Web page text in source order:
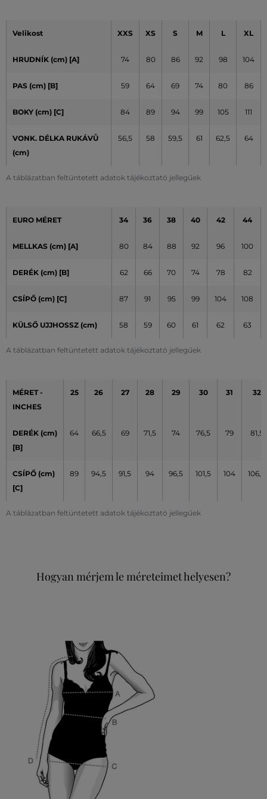
A táblázatban feltüntetett adatok tájékoztató jellegűek
Velikost XXS XS S M L XL
HRUDNÍK (cm) [A] 74 80 86 92 98 104
PAS (cm) [B] 59 64 69 74 80 86
BOKY (cm) [C] 84 89 94 99 105 111
VONK. DÉLKA RUKÁVŮ
(cm)
56,5 58 59,5 61 62,5 64
A táblázatban feltüntetett adatok tájékoztató jellegűek
EURO MÉRET 34 36 38 40 42 44
MELLKAS (cm) [A] 80 84 88 92 96 100
DERÉK (cm) [B] 62 66 70 74 78 82
CSÍPŐ (cm) [C] 87 91 95 99 104 108
KÜLSŐ UJJHOSSZ (cm) 58 59 60 61 62 63
A táblázatban feltüntetett adatok tájékoztató jellegűek
MÉRET -
INCHES
25 26 27 28 29 30 31 32
DERÉK (cm)
[B]
64 66,5 69 71,5 74 76,5 79 81,5
CSÍPŐ (cm)
[C]
89 94,5 91,5 94 96,5 101,5 104 106,5
Hogyan mérjem le méreteimet helyesen?